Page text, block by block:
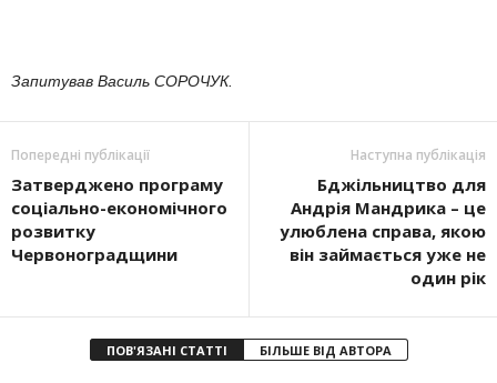
Запитував Василь СОРОЧУК.
Попередні публікації
Затверджено програму
соціально-економічного
розвитку
Червоноградщини
Наступна публікація
Бджільництво для
Андрія Мандрика – це
улюблена справа, якою
він займається уже не
один рік
ПОВ'ЯЗАНІ СТАТТІ БІЛЬШЕ ВІД АВТОРА